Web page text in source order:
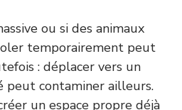
ou si des animaux
temporairement peut
: déplacer vers un
peut contaminer ailleurs.
un espace propre déjà